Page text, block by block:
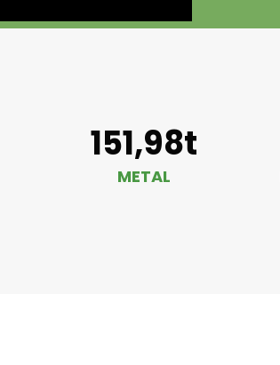
151,98t
METAL